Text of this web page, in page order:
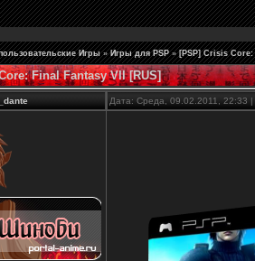
Игры » Игры для PSP » [PSP] Crisis
Final Fantasy VII [RUS]
Дата: Среда, 09.02.2011, 22:33